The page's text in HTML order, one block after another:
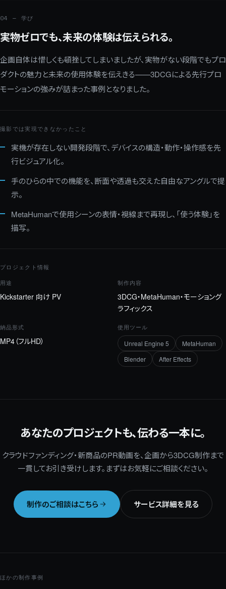
04 — 学び
実物ゼロでも、未来の体験は伝えられる。
企画自体は惜しくも頓挫してしまいましたが、実物がない段階でもプロ
ダクトの魅力と未来の使用体験を伝えきる——3DCGによる先行プロ
モーションの強みが詰まった事例となりました。
撮影では実現できなかったこと
実機が存在しない開発段階で、デバイスの構造・動作・操作感を先
行ビジュアル化。
手のひらの中での機能を、断面や透過も交えた自由なアングルで提
示。
MetaHumanで使用シーンの表情・視線まで再現し、「使う体験」を
描写。
プロジェクト情報
用途
Kickstarter 向け PV
制作内容
3DCG・MetaHuman・モーショング
ラフィックス
納品形式
MP4（フルHD）
使用ツール
Unreal Engine 5
MetaHuman
Blender
After Effects
あなたのプロジェクトも、伝わる一本に。
クラウドファンディング・新商品のPR動画を、企画から3DCG制作まで
一貫してお引き受けします。まずはお気軽にご相談ください。
制作のご相談はこちら サービス詳細を見る
ほかの制作事例